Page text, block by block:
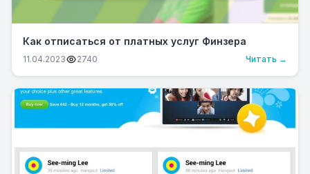
Как отписаться от платных услуг Финзера
11.04.2023 2740 Читать →